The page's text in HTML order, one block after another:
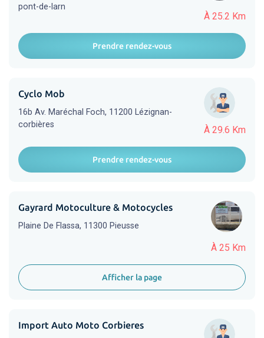
À 25.2 Km
pont-de-larn
Prendre rendez-vous
À 29.6 Km
Cyclo Mob
16b Av. Maréchal Foch, 11200 Lézignan-
corbières
Prendre rendez-vous
À 25 Km
Gayrard Motoculture & Motocycles
Plaine De Flassa, 11300 Pieusse
Afficher la page
Import Auto Moto Corbieres